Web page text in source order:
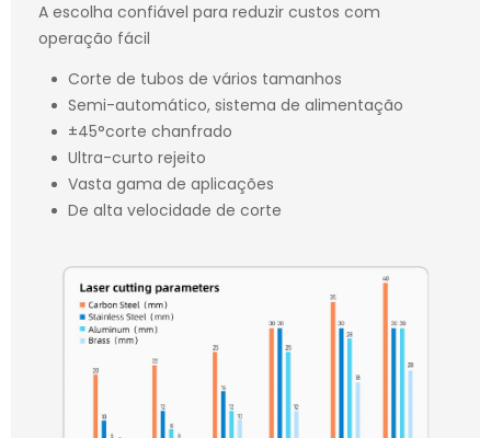
A escolha confiável para reduzir custos com
operação fácil
Corte de tubos de vários tamanhos
Semi-automático, sistema de alimentação
±45°corte chanfrado
Ultra-curto rejeito
Vasta gama de aplicações
De alta velocidade de corte